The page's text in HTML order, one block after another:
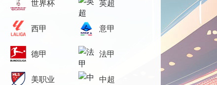
世界杯 英超
西甲 意甲
德甲 法甲
美职业 中超